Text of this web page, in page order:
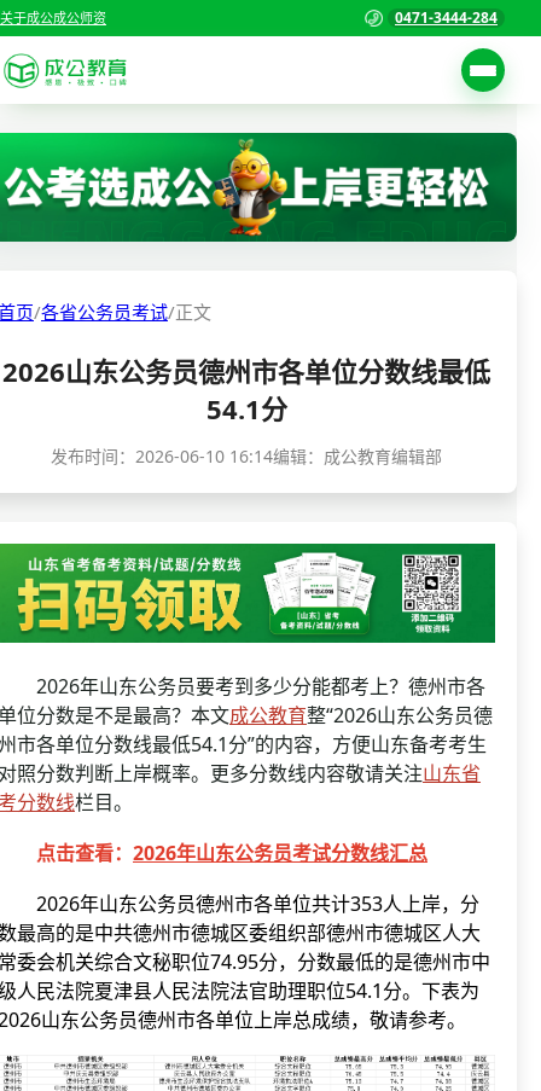
关于成公成公师资 0471-3444-284
考试公告
职位表
准考证打印
成绩查询
分数线
资格复审
面试补录
历年真题
首页
国家公务员考试
三支一扶考试
警察/辅警考试
国企/银行考试
页/各省公务员考试/正文
2026山东公务员德州市各单位分数线最低
54.1分
发布时间： 2026-06-10 16:14编辑：成公教育编辑部
年山东公务员要考到多少分能都考上？德州市各
位分数是不是最高？本文成公教育整“2026山东公务员德
市各单位分数线最低54.1分”的内容，方便山东备考考生
照分数判断上岸概率。更多分数线内容敬请关注山东省
分数线栏目。
点击查看： 2026年山东公务员考试分数线汇总
年山东公务员德州市各单位共计353人上岸，分
最高的是中共德州市德城区委组织部德州市德城区人大
委会机关综合文秘职位74.95分，分数最低的是德州市中
人民法院夏津县人民法院法官助理职位54.1分。下表为
山东公务员德州市各单位上岸总成绩，敬请参考。